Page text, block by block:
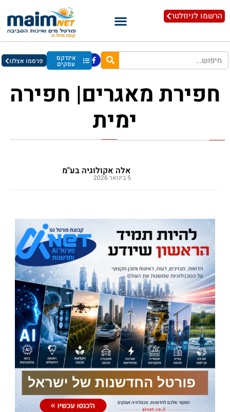
הרשמו לניוזלטר
אינדקס
עסקים פרסמו אצלנו
חפירת מאגרים| חפירה
ימית
אלה אקולוגיה בע"מ
5 בינואר 2026